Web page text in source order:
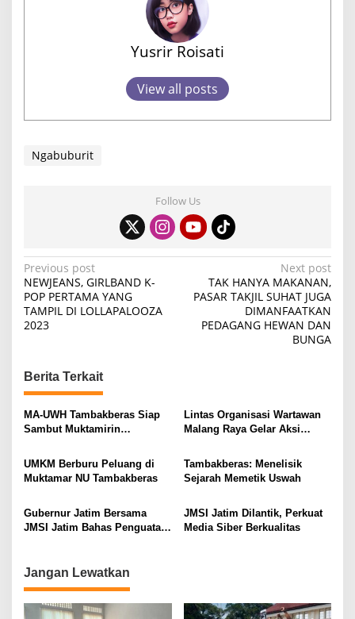
Yusrir Roisati
View all posts
Ngabuburit
Follow Us
P
o
s
a
v
i
a
i
o
n
Previous post
NEWJEANS, GIRLBAND K-
POP PERTAMA YANG
TAMPIL DI LOLLAPALOOZA
2023
Next post
TAK HANYA MAKANAN,
PASAR TAKJIL SUHAT JUGA
DIMANFAATKAN
PEDAGANG HEWAN DAN
BUNGA
Berita Terkait
MA-UWH Tambakberas Siap
Sambut Muktamirin
Lintas Organisasi Wartawan
Malang Raya Gelar Aksi
Ireng”
UMKM Berburu Peluang di
Muktamar NU Tambakberas
Tambakberas: Menelisik
Sejarah Memetik Uswah
Gubernur Jatim Bersama
JMSI Jatim Bahas Penguatan
JMSI Jatim Dilantik, Perkuat
Media Siber Berkualitas
Jangan Lewatkan